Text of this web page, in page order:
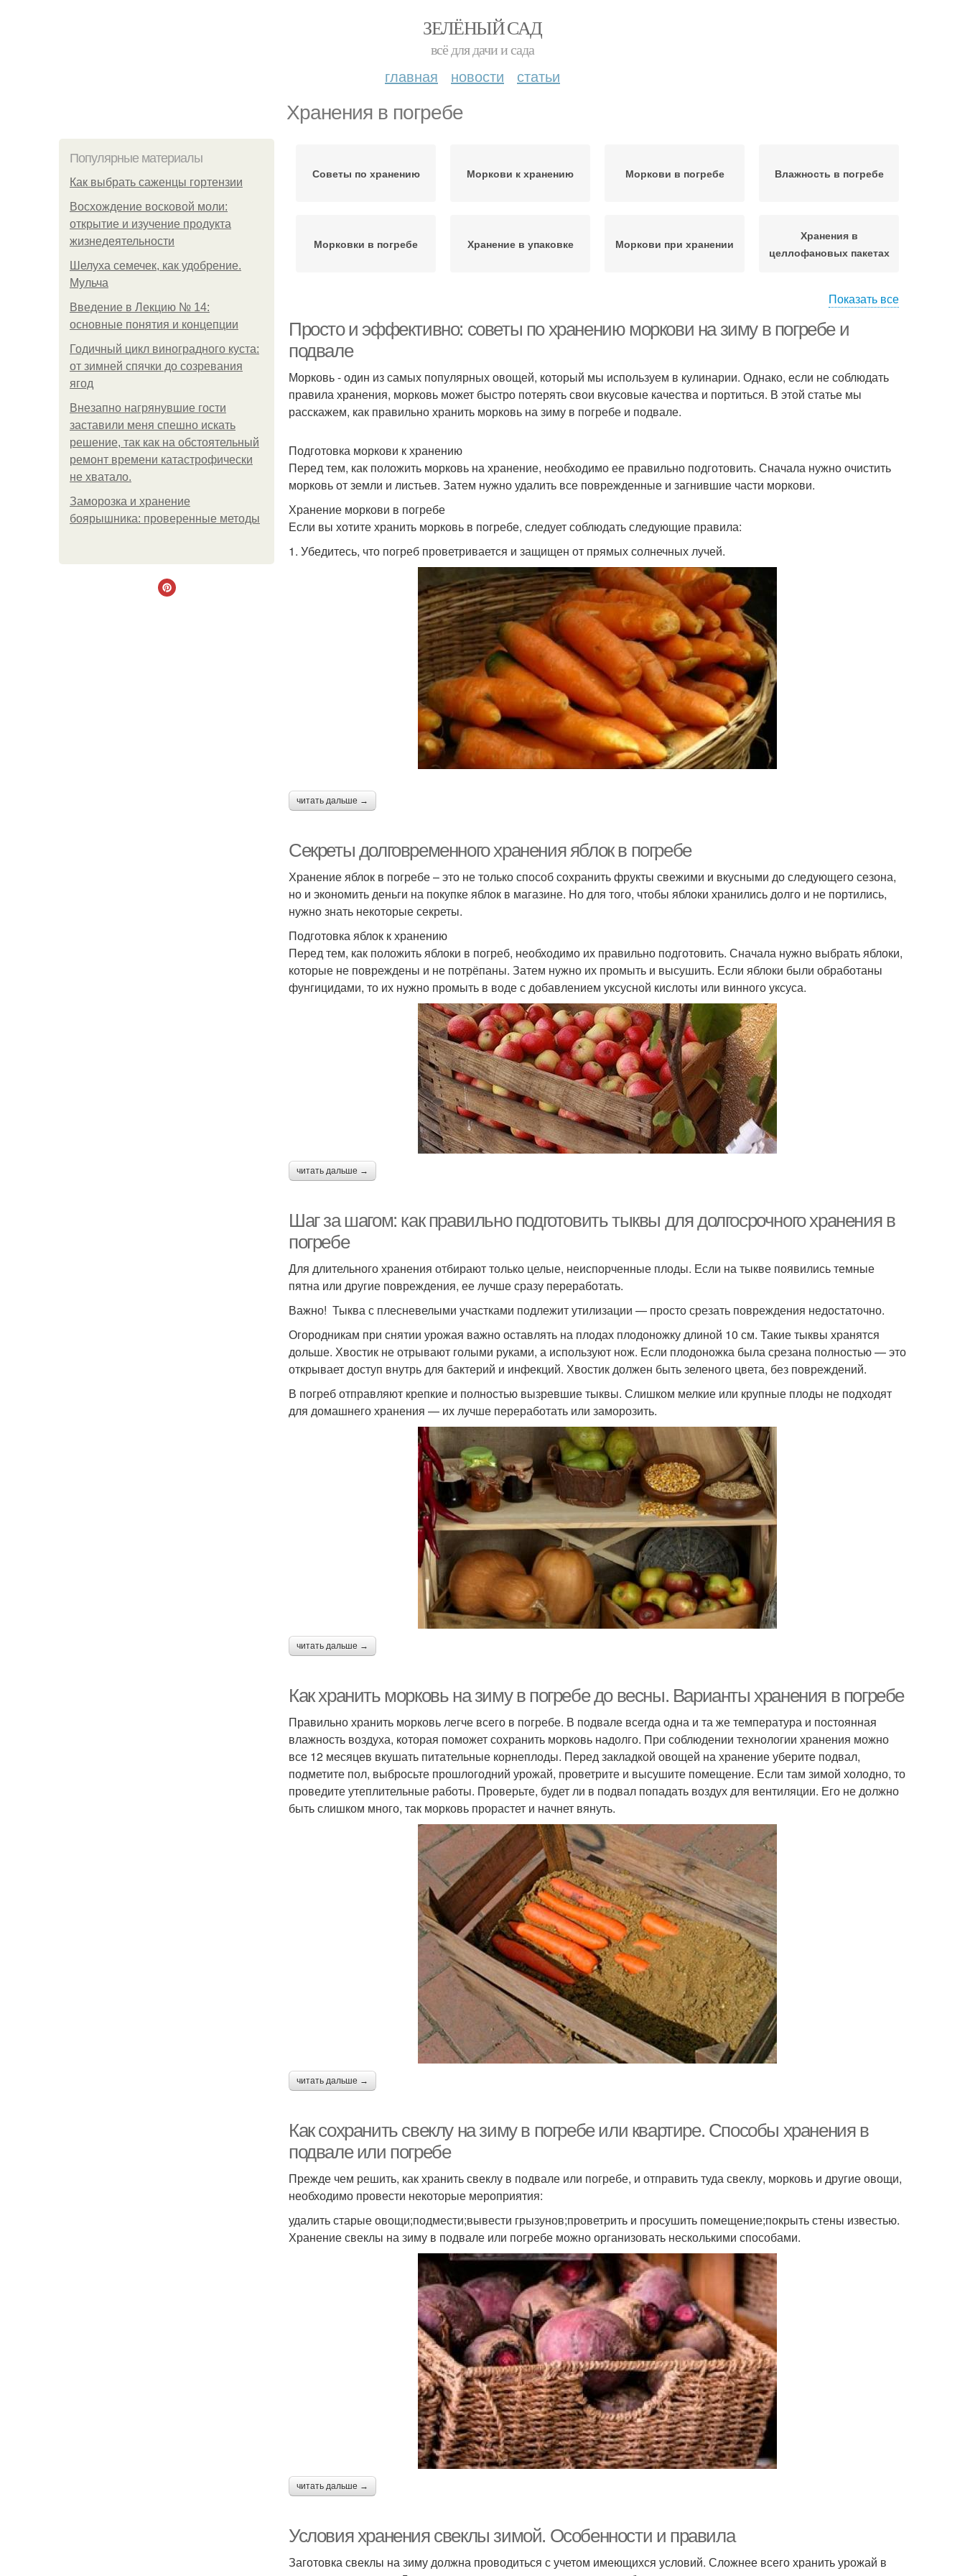
ЗЕЛЁНЫЙ САД
всё для дачи и сада
главная новости статьи
Хранения в погребе
Популярные материалы
Как выбрать саженцы гортензии
Восхождение восковой моли:
открытие и изучение продукта
жизнедеятельности
Шелуха семечек, как удобрение.
Мульча
Введение в Лекцию № 14:
основные понятия и концепции
Годичный цикл виноградного куста:
от зимней спячки до созревания
ягод
Внезапно нагрянувшие гости
заставили меня спешно искать
решение, так как на обстоятельный
ремонт времени катастрофически
не хватало.
Заморозка и хранение
боярышника: проверенные методы
Советы по хранению Моркови к хранению Моркови в погребе Влажность в погребе
Морковки в погребе Хранение в упаковке Моркови при хранении
Хранения в
целлофановых пакетах
Температура для
хранения
Влажность для
хранения
Вентиляция в погребе Освещение в погребе
Тара для хранения
Хранения на тыквы Тыквы в погребе Тыквы для хранения
Морковь в погребе Морковка при хранении
Правильное хранение
Промышленное
хранение
Свёклы в погребе
Места для хранения
Хранения в
холодильной камере
Капусты в погребе
Показать все
Просто и эффективно: советы по хранению моркови на зиму в погребе и
подвале
Морковь - один из самых популярных овощей, который мы используем в кулинарии. Однако, если не соблюдать
правила хранения, морковь может быстро потерять свои вкусовые качества и портиться. В этой статье мы
расскажем, как правильно хранить морковь на зиму в погребе и подвале.
Подготовка моркови к хранению
Перед тем, как положить морковь на хранение, необходимо ее правильно подготовить. Сначала нужно очистить
морковь от земли и листьев. Затем нужно удалить все поврежденные и загнившие части моркови.
Хранение моркови в погребе
Если вы хотите хранить морковь в погребе, следует соблюдать следующие правила:
1. Убедитесь, что погреб проветривается и защищен от прямых солнечных лучей.
читать дальше →
Секреты долговременного хранения яблок в погребе
Хранение яблок в погребе – это не только способ сохранить фрукты свежими и вкусными до следующего сезона,
но и экономить деньги на покупке яблок в магазине. Но для того, чтобы яблоки хранились долго и не портились,
нужно знать некоторые секреты.
Подготовка яблок к хранению
Перед тем, как положить яблоки в погреб, необходимо их правильно подготовить. Сначала нужно выбрать яблоки,
которые не повреждены и не потрёпаны. Затем нужно их промыть и высушить. Если яблоки были обработаны
фунгицидами, то их нужно промыть в воде с добавлением уксусной кислоты или винного уксуса.
читать дальше →
Шаг за шагом: как правильно подготовить тыквы для долгосрочного хранения в
погребе
Для длительного хранения отбирают только целые, неиспорченные плоды. Если на тыкве появились темные
пятна или другие повреждения, ее лучше сразу переработать.
Важно! Тыква с плесневелыми участками подлежит утилизации — просто срезать повреждения недостаточно.
Огородникам при снятии урожая важно оставлять на плодах плодоножку длиной 10 см. Такие тыквы хранятся
дольше. Хвостик не отрывают голыми руками, а используют нож. Если плодоножка была срезана полностью — это
открывает доступ внутрь для бактерий и инфекций. Хвостик должен быть зеленого цвета, без повреждений.
В погреб отправляют крепкие и полностью вызревшие тыквы. Слишком мелкие или крупные плоды не подходят
для домашнего хранения — их лучше переработать или заморозить.
читать дальше →
Как хранить морковь на зиму в погребе до весны. Варианты хранения в погребе
Правильно хранить морковь легче всего в погребе. В подвале всегда одна и та же температура и постоянная
влажность воздуха, которая поможет сохранить морковь надолго. При соблюдении технологии хранения можно
все 12 месяцев вкушать питательные корнеплоды. Перед закладкой овощей на хранение уберите подвал,
подметите пол, выбросьте прошлогодний урожай, проветрите и высушите помещение. Если там зимой холодно, то
проведите утеплительные работы. Проверьте, будет ли в подвал попадать воздух для вентиляции. Его не должно
быть слишком много, так морковь прорастет и начнет вянуть.
читать дальше →
Как сохранить свеклу на зиму в погребе или квартире. Способы хранения в
подвале или погребе
Прежде чем решить, как хранить свеклу в подвале или погребе, и отправить туда свеклу, морковь и другие овощи,
необходимо провести некоторые мероприятия:
удалить старые овощи;подмести;вывести грызунов;проветрить и просушить помещение;покрыть стены известью.
Хранение свеклы на зиму в подвале или погребе можно организовать несколькими способами.
читать дальше →
Условия хранения свеклы зимой. Особенности и правила
Заготовка свеклы на зиму должна проводиться с учетом имеющихся условий. Сложнее всего хранить урожай в